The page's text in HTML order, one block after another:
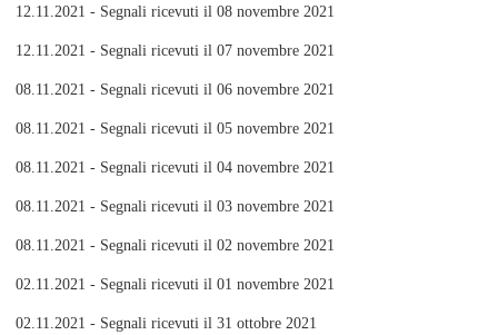
12.11.2021 - Segnali ricevuti il 08 novembre 2021
12.11.2021 - Segnali ricevuti il 07 novembre 2021
08.11.2021 - Segnali ricevuti il 06 novembre 2021
08.11.2021 - Segnali ricevuti il 05 novembre 2021
08.11.2021 - Segnali ricevuti il 04 novembre 2021
08.11.2021 - Segnali ricevuti il 03 novembre 2021
08.11.2021 - Segnali ricevuti il 02 novembre 2021
02.11.2021 - Segnali ricevuti il 01 novembre 2021
02.11.2021 - Segnali ricevuti il 31 ottobre 2021